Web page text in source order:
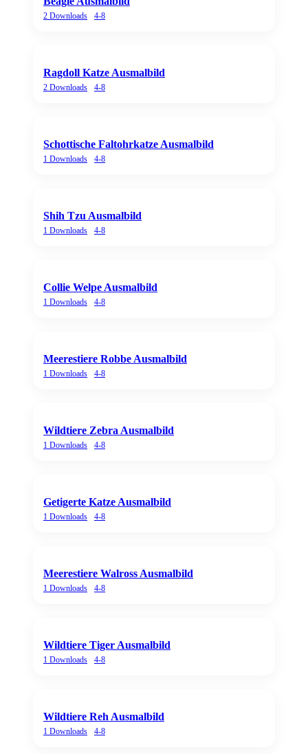
2 Downloads 4-8
Ragdoll Katze Ausmalbild
2 Downloads 4-8
Schottische Faltohrkatze Ausmalbild
1 Downloads 4-8
Shih Tzu Ausmalbild
1 Downloads 4-8
Collie Welpe Ausmalbild
1 Downloads 4-8
Meerestiere Robbe Ausmalbild
1 Downloads 4-8
Wildtiere Zebra Ausmalbild
1 Downloads 4-8
Getigerte Katze Ausmalbild
1 Downloads 4-8
Meerestiere Walross Ausmalbild
1 Downloads 4-8
Wildtiere Tiger Ausmalbild
1 Downloads 4-8
Wildtiere Reh Ausmalbild
1 Downloads 4-8